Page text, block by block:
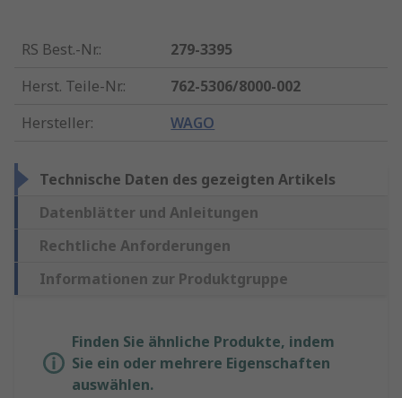
RS Best.-Nr.:
279-3395
Herst. Teile-Nr.:
762-5306/8000-002
Hersteller: WAGO
Technische Daten des gezeigten Artikels
Datenblätter und Anleitungen
Rechtliche Anforderungen
Informationen zur Produktgruppe
Finden Sie ähnliche Produkte, indem
Sie ein oder mehrere Eigenschaften
auswählen.